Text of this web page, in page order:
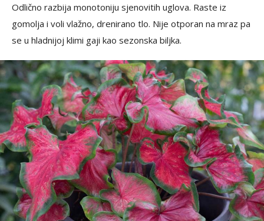
Odlično razbija monotoniju sjenovitih uglova. Raste iz
gomolja i voli vlažno, drenirano tlo. Nije otporan na mraz pa
se u hladnijoj klimi gaji kao sezonska biljka.